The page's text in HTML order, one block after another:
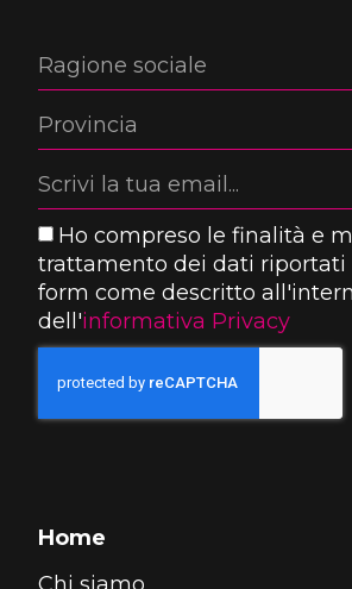
Ho compreso le finalità e
trattamento dei dati riportati
form come descritto
dell'informativa Privacy
Home